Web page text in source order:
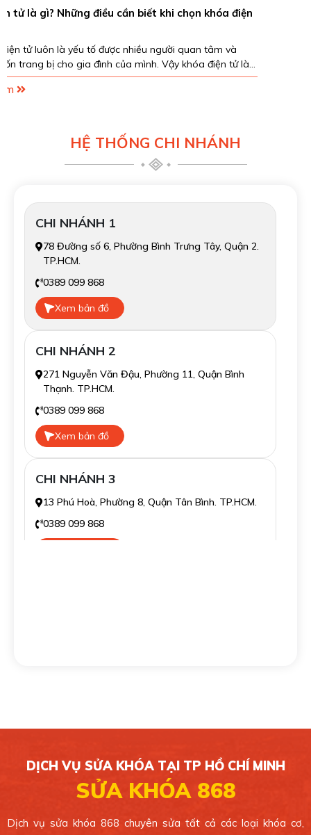
khi chọn khóa điện
người quan tâm và
Vậy khóa điện tử là
Hướng dẫn chi tiết cách mở khóa từ
Bạn đang gặp phải khó khăn về cách mở
lo hãy làm theo bài viết của chúng tôi
sẽ được giải quyết nhanh chóng nhất!
HỆ THỐNG CHI NHÁNH
CHI NHÁNH 1
78 Đường số 6, Phường Bình Trưng Tây, Quận 2.
TP.HCM.
0389 099 868
Xem bản đồ
CHI NHÁNH 2
271 Nguyễn Văn Đậu, Phường 11, Quận Bình
Thạnh. TP.HCM.
0389 099 868
Xem bản đồ
CHI NHÁNH 3
13 Phú Hoà, Phường 8, Quận Tân Bình. TP.HCM.
0389 099 868
Môn. TP.HCM.
0389 099 868
DỊCH VỤ SỬA KHÓA TẠI TP HỒ CHÍ MINH
SỬA KHÓA 868
Dịch vụ sửa khóa 868 chuyên sửa tất cả các loại khóa cơ,